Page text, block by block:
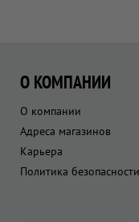
О КОМПАНИИ
О компании
Адреса магазинов
Карьера
Политика безопасности